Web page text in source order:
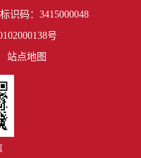
识码：3415000048
号
站点地图